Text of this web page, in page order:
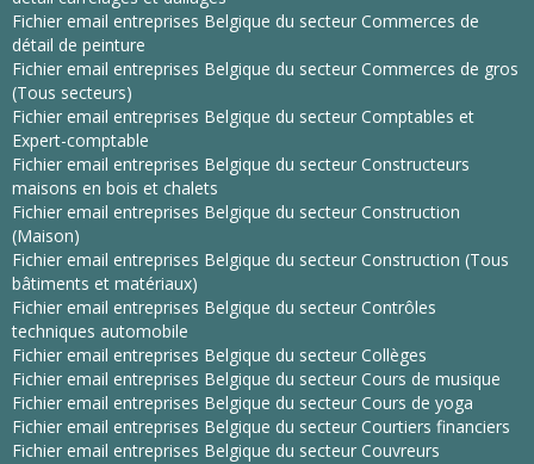
Fichier email entreprises Belgique du secteur Commerces de
détail de peinture
Fichier email entreprises Belgique du secteur Commerces de gros
(Tous secteurs)
Fichier email entreprises Belgique du secteur Comptables et
Expert-comptable
Fichier email entreprises Belgique du secteur Constructeurs
maisons en bois et chalets
Fichier email entreprises Belgique du secteur Construction
(Maison)
Fichier email entreprises Belgique du secteur Construction (Tous
bâtiments et matériaux)
Fichier email entreprises Belgique du secteur Contrôles
techniques automobile
Fichier email entreprises Belgique du secteur Collèges
Fichier email entreprises Belgique du secteur Cours de musique
Fichier email entreprises Belgique du secteur Cours de yoga
Fichier email entreprises Belgique du secteur Courtiers financiers
Fichier email entreprises Belgique du secteur Couvreurs